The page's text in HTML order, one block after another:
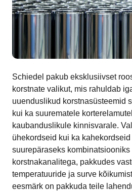
Schiedel pakub eksklusiivset
korstnate valikut, mis rahuldab
uuenduslikud korstnasüsteemid
kui ka suurematele
kaubanduslikule kinnisvarale.
ühekordseid kui ka
suurepäraseks
korstnakanalitega, pakkudes
temperatuuride ja surve
eesmärk on pakkuda teile